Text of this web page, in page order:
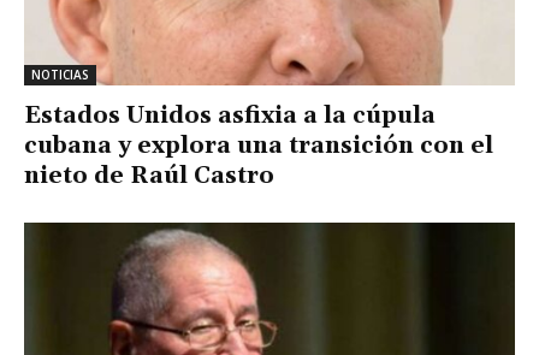
NOTICIAS
Estados Unidos asfixia a la cúpula
cubana y explora una transición con el
nieto de Raúl Castro